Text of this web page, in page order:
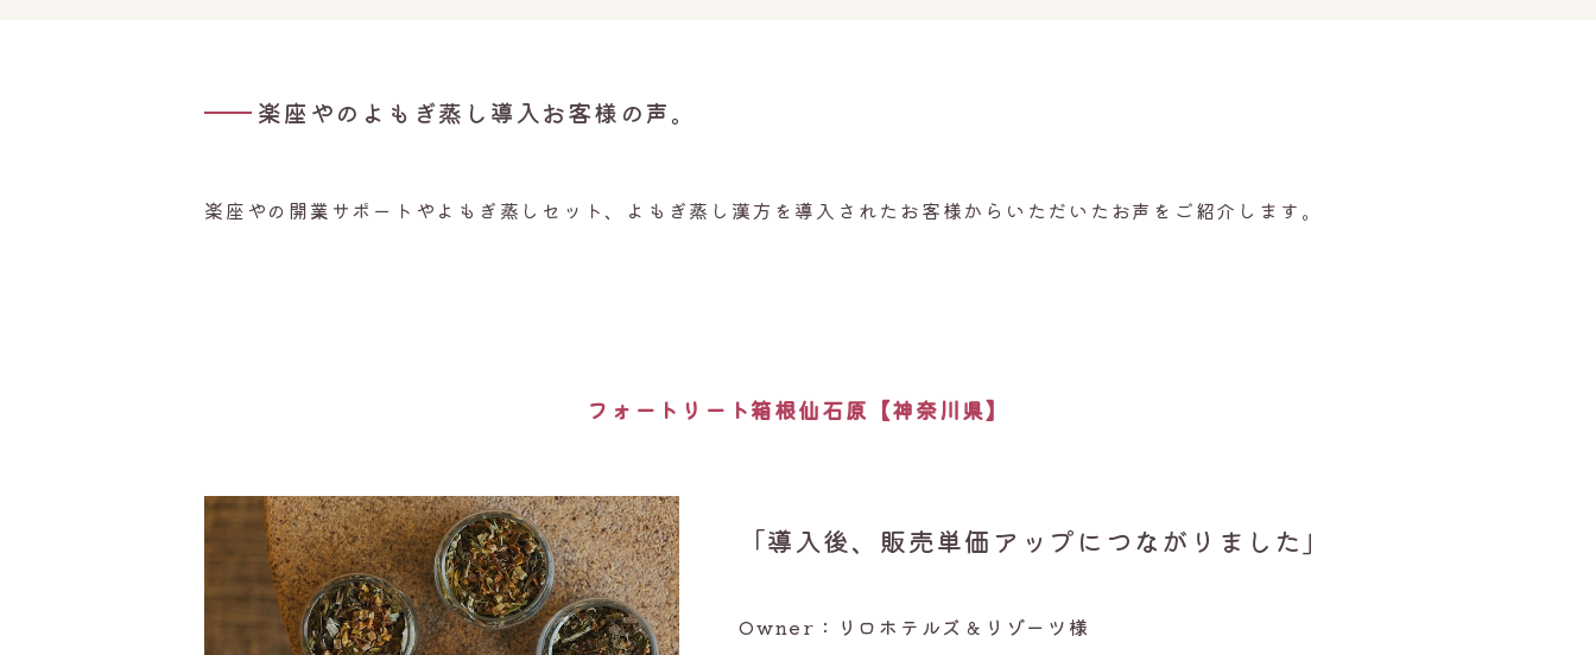
楽座やのよもぎ蒸し導入お客様の声。
楽座やの開業サポートやよもぎ蒸しセット、よもぎ蒸し漢方を導入されたお客様からいただいたお声をご紹介します。
フォートリート箱根仙石原【神奈川県】
「導入後、販売単価アップにつながりました」
Owner：リロホテルズ＆リゾーツ様